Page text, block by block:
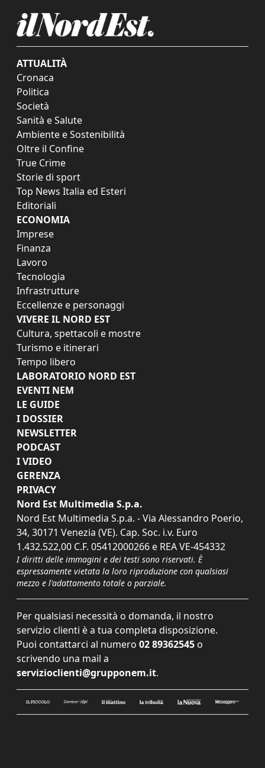
ATTUALITÀ
Cronaca
Politica
Società
Sanità e Salute
Ambiente e Sostenibilità
Oltre il Confine
True Crime
Storie di sport
Top News Italia ed Esteri
Editoriali
ECONOMIA
Imprese
Finanza
Lavoro
Tecnologia
Infrastrutture
Eccellenze e personaggi
VIVERE IL NORD EST
Cultura, spettacoli e mostre
Turismo e itinerari
Tempo libero
LABORATORIO NORD EST
EVENTI NEM
LE GUIDE
I DOSSIER
NEWSLETTER
PODCAST
I VIDEO
GERENZA
PRIVACY
Nord Est Multimedia S.p.a.
Nord Est Multimedia S.p.a. - Via Alessandro Poerio,
34, 30171 Venezia (VE). Cap. Soc. i.v. Euro
1.432.522,00 C.F. 05412000266 e REA VE-454332
I diritti delle immagini e dei testi sono riservati. È
espressamente vietata la loro riproduzione con qualsiasi
mezzo e l'adattamento totale o parziale.
Per qualsiasi necessità o domanda, il nostro
servizio clienti è a tua completa disposizione.
Puoi contattarci al numero 02 89362545 o
scrivendo una mail a
servizioclienti@grupponem.it.